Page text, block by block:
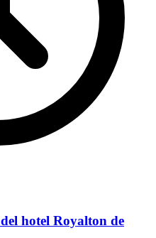
hotel Royalton de